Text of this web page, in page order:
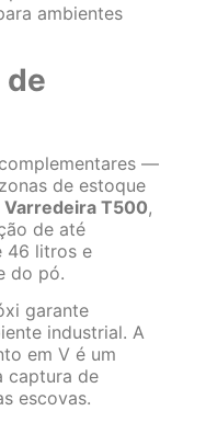
ambientes
de
—
de estoque
Varredeira T500,
de até
46 litros e
do pó.
garante
industrial. A
em V é um
captura de
escovas.